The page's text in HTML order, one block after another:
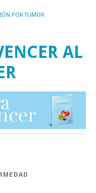
POR TUMOR
AL